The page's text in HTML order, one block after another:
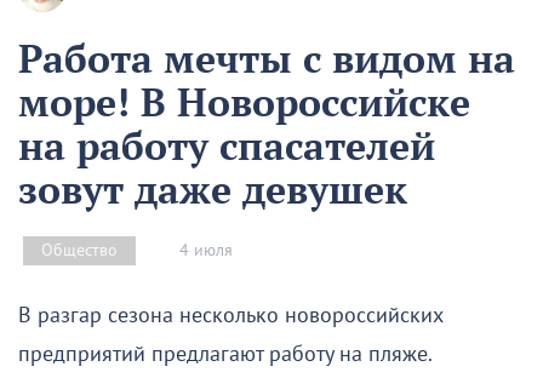
Работа мечты с видом на
море! В Новороссийске
на работу спасателей
зовут даже девушек
Общество 4 июля
В разгар сезона несколько новороссийских
предприятий предлагают работу на пляже.